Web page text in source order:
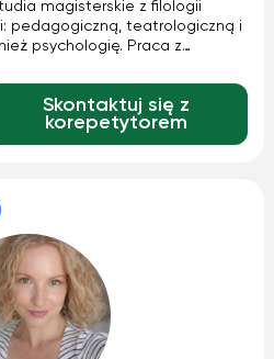
magisterskie z filologii
pedagogiczną, teatrologiczną i
Praca z
Przygotowuję swoich
i do matury. Chętnie
Skontaktuj się z
korepetytorem